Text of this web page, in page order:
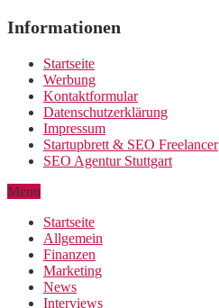
Informationen
Startseite
Werbung
Kontaktformular
Datenschutzerklärung
Impressum
Startupbrett & SEO Freelancer
SEO Agentur Stuttgart
Menu
Startseite
Allgemein
Finanzen
Marketing
News
Interviews